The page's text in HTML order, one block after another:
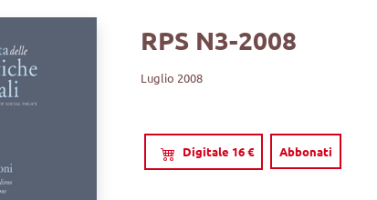
RPS N3-2008
Luglio 2008
Digitale 16 € Abbonati